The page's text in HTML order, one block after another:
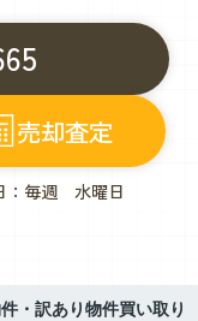
売却査定
：毎週 水曜日
・訳あり物件買い取り